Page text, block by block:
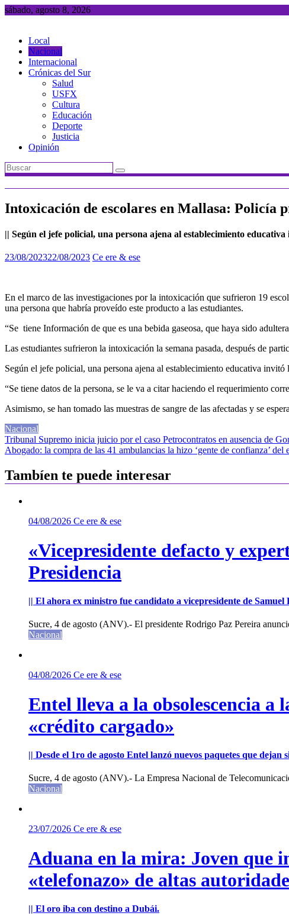
Saltar
sábado, agosto 8, 2026
Local
Nacional
Internacional
Crónicas del Sur
Salud
USFX
Cultura
Educación
Deporte
Justicia
Opinión
Intoxicación de escolares en Mallasa: Policía
|| Según el jefe policial, una persona ajena al establecimiento
23/08/202322/08/2023 Ce ere & ese
En el marco de las investigaciones por la intoxicación que sufrieron 19
una persona que habría proveído este producto a las estudiantes.
“Se tiene Información de que es una bebida gaseosa, que haya sido
Las estudiantes sufrieron la intoxicación la semana pasada, después de
Según el jefe policial, una persona ajena al establecimiento educativa invitó
“Se tiene datos de la persona, se le va a citar haciendo el requerimiento
Asimismo, se han tomado las muestras de sangre de las afectadas y se
Nacional
Navegación
de
entradas
Tribunal Supremo inicia juicio por el caso Petrocontratos en ausencia de
Abogado: la compra de las 41 ambulancias la hizo ‘gente de confianza’ del
Tambíen te puede interesar
04/08/2026 Ce ere & ese
«Vicepresidente defacto y
Presidencia
|| El ahora ex ministro fue candidato a vicepresidente de
Sucre, 4 de agosto (ANV).- El presidente Rodrigo Paz Pereira
Nacional
04/08/2026 Ce ere & ese
Entel lleva a la obsolescencia a
«crédito cargado»
|| Desde el 1ro de agosto Entel lanzó nuevos paquetes que
Sucre, 4 de agosto (ANV).- La Empresa Nacional de
Nacional
23/07/2026 Ce ere & ese
Aduana en la mira: Joven que
«telefonazo» de altas
|| El oro iba con destino a Dubái.